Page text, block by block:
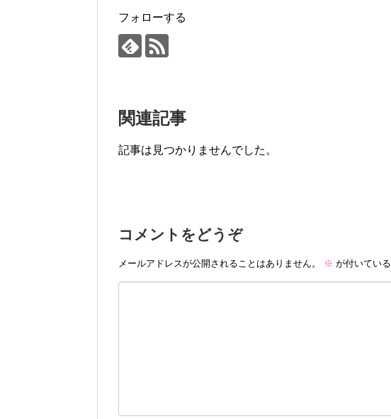
フォローする
関連記事
記事は見つかりませんでした。
コメントをどうぞ
メールアドレスが公開されることはありません。 ※ が付いてい